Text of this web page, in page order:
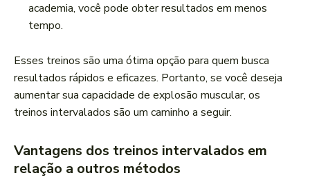
academia, você pode obter resultados em menos
tempo.
Esses treinos são uma ótima opção para quem busca
resultados rápidos e eficazes. Portanto, se você deseja
aumentar sua capacidade de explosão muscular, os
treinos intervalados são um caminho a seguir.
Vantagens dos treinos intervalados em
relação a outros métodos